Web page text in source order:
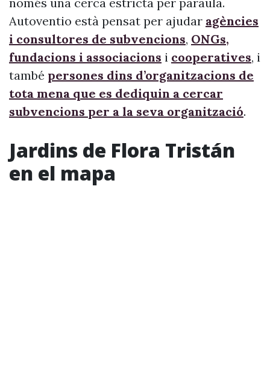
Autoventio està pensat per ajudar agències
i consultores de subvencions, ONGs,
fundacions i associacions i cooperatives, i
també persones dins d’organitzacions de
tota mena que es dediquin a cercar
subvencions per a la seva organització.
Jardins de Flora Tristán
en el mapa